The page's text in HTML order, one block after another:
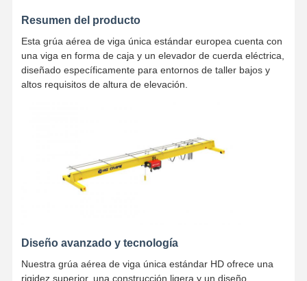
Resumen del producto
Esta grúa aérea de viga única estándar europea cuenta con
una viga en forma de caja y un elevador de cuerda eléctrica,
diseñado específicamente para entornos de taller bajos y
altos requisitos de altura de elevación.
Diseño avanzado y tecnología
Nuestra grúa aérea de viga única estándar HD ofrece una
rigidez superior, una construcción ligera y un diseño